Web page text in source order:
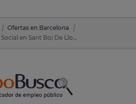
Ofertas en Barcelona
Oposiciones de Educación Social en Sant Boi De Llobregat (Barcelona)